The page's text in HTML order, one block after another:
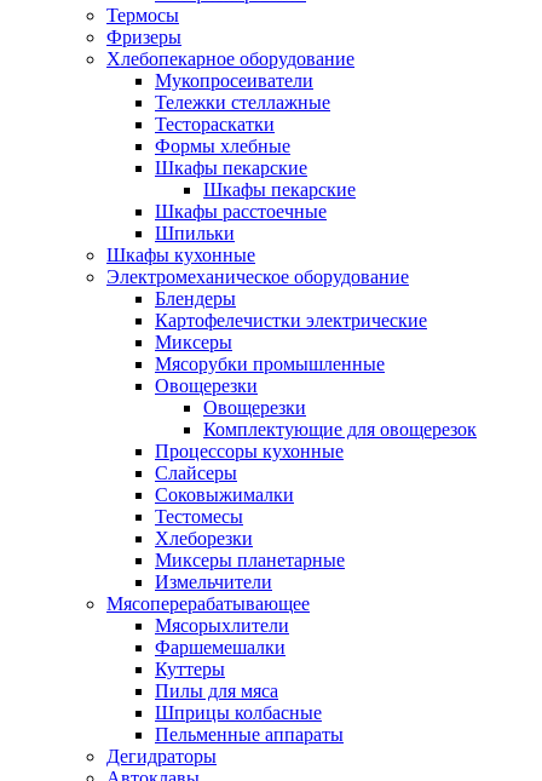
Термосы
Фризеры
Хлебопекарное оборудование
Мукопросеиватели
Тележки стеллажные
Тестораскатки
Формы хлебные
Шкафы пекарские
Шкафы пекарские
Шкафы расстоечные
Шпильки
Шкафы кухонные
Электромеханическое оборудование
Блендеры
Картофелечистки электрические
Миксеры
Мясорубки промышленные
Овощерезки
Овощерезки
Комплектующие для овощерезок
Процессоры кухонные
Слайсеры
Соковыжималки
Тестомесы
Хлеборезки
Миксеры планетарные
Измельчители
Мясоперерабатывающее
Мясорыхлители
Фаршемешалки
Куттеры
Пилы для мяса
Шприцы колбасные
Пельменные аппараты
Дегидраторы